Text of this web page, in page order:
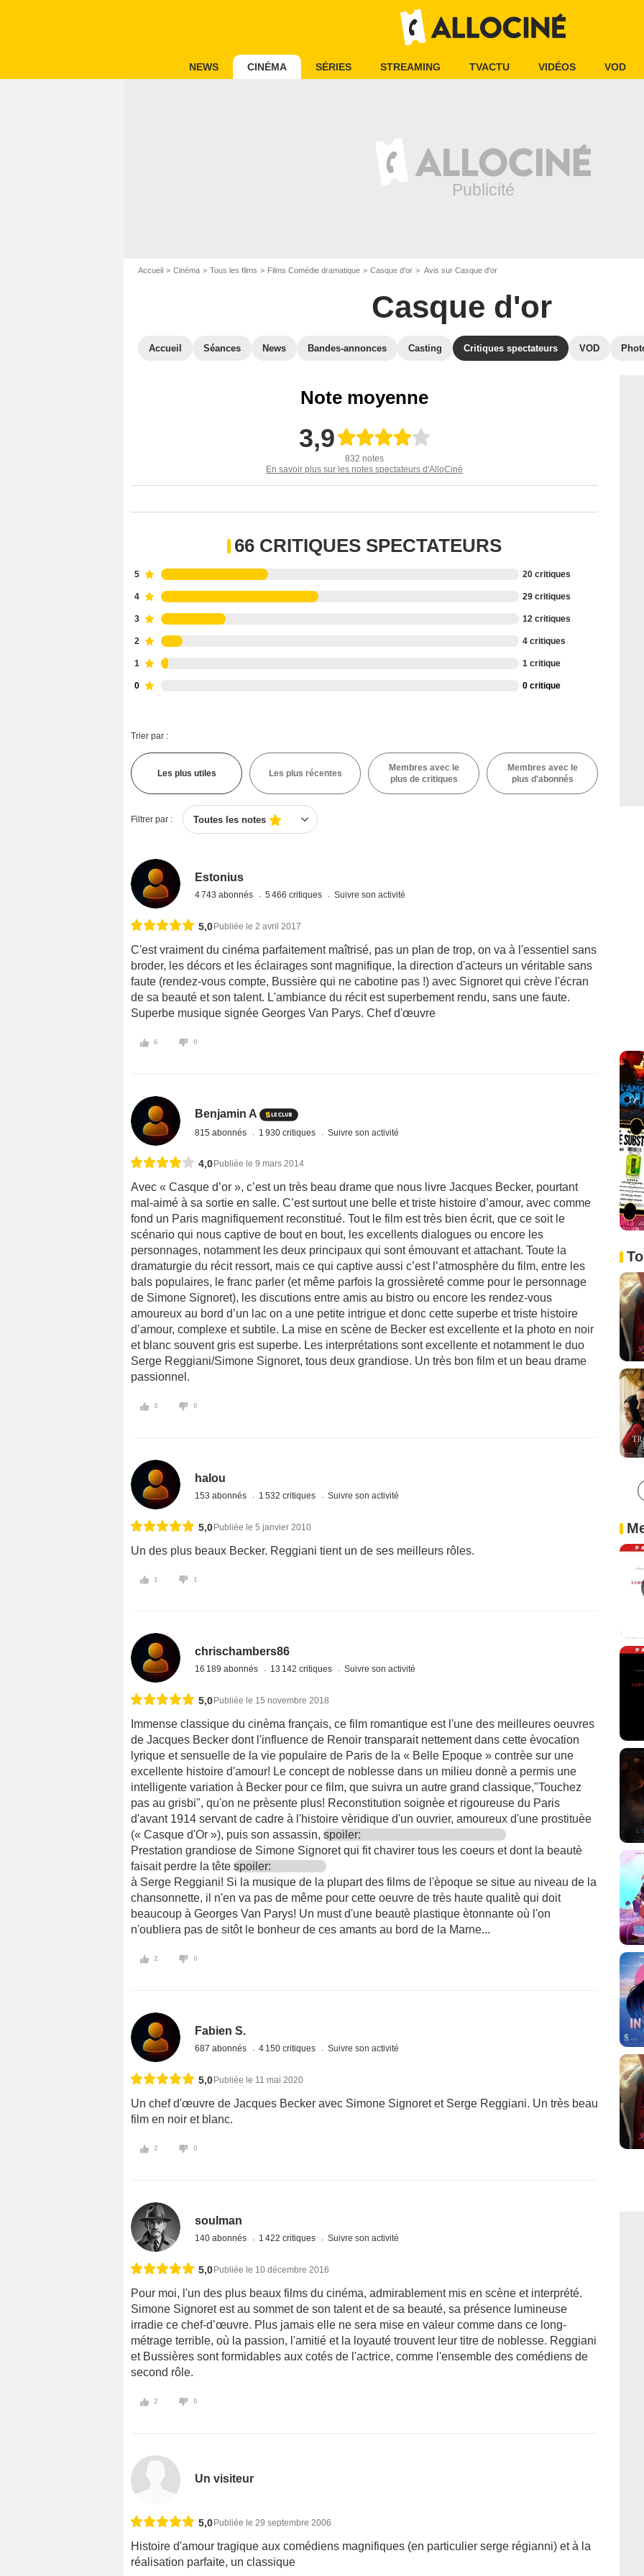
NEWS CINÉMA SÉRIES STREAMING TVACTU VIDÉOS VOD
Accueil Cinéma Tous les films Films Comédie dramatique Casque d'or Avis sur Casque d'or
Casque d'or
Accueil Séances News Bandes-annonces Casting Critiques spectateurs VOD
Note moyenne
3,9
832 notes
En savoir plus sur les notes spectateurs d'AlloCiné
66 CRITIQUES SPECTATEURS
5 20 critiques
4 29 critiques
3 12 critiques
2 4 critiques
1 1 critique
0 0 critique
Trier par :
Les plus utiles Les plus récentes
Membres avec le
plus de critiques
Membres avec le
plus d'abonnés
Filtrer par : Toutes les notes
Estonius
4 743 abonnés 5 466 critiques Suivre son activité
5,0 Publiée le 2 avril 2017
C'est vraiment du cinéma parfaitement maîtrisé, pas un plan de trop, on va à l'essentiel sans
broder, les décors et les éclairages sont magnifique, la direction d'acteurs un véritable sans
faute (rendez-vous compte, Bussière qui ne cabotine pas !) avec Signoret qui crève l'écran
de sa beauté et son talent. L'ambiance du récit est superbement rendu, sans une faute.
Superbe musique signée Georges Van Parys. Chef d'œuvre
6 0
Benjamin A
815 abonnés 1 930 critiques Suivre son activité
4,0Publiée le 9 mars 2014
Avec « Casque d’or », c’est un très beau drame que nous livre Jacques Becker, pourtant
mal-aimé à sa sortie en salle. C’est surtout une belle et triste histoire d’amour, avec comme
fond un Paris magnifiquement reconstitué. Tout le film est très bien écrit, que ce soit le
scénario qui nous captive de bout en bout, les excellents dialogues ou encore les
personnages, notamment les deux principaux qui sont émouvant et attachant. Toute la
dramaturgie du récit ressort, mais ce qui captive aussi c’est l’atmosphère du film, entre les
bals populaires, le franc parler (et même parfois la grossièreté comme pour le personnage
de Simone Signoret), les discutions entre amis au bistro ou encore les rendez-vous
amoureux au bord d’un lac on a une petite intrigue et donc cette superbe et triste histoire
d’amour, complexe et subtile. La mise en scène de Becker est excellente et la photo en noir
et blanc souvent gris est superbe. Les interprétations sont excellente et notamment le duo
Serge Reggiani/Simone Signoret, tous deux grandiose. Un très bon film et un beau drame
passionnel.
3 0
halou
153 abonnés 1 532 critiques Suivre son activité
5,0Publiée le 5 janvier 2010
Un des plus beaux Becker. Reggiani tient un de ses meilleurs rôles.
1 1
chrischambers86
16 189 abonnés 13 142 critiques Suivre son activité
5,0 Publiée le 15 novembre 2018
Immense classique du cinèma français, ce film romantique est l'une des meilleures oeuvres
de Jacques Becker dont l'influence de Renoir transparait nettement dans cette èvocation
lyrique et sensuelle de la vie populaire de Paris de la « Belle Epoque » contrèe sur une
excellente histoire d'amour! Le concept de noblesse dans un milieu donnè a permis une
intelligente variation à Becker pour ce film, que suivra un autre grand classique,"Touchez
pas au grisbi", qu'on ne prèsente plus! Reconstitution soignèe et rigoureuse du Paris
d'avant 1914 servant de cadre à l'histoire vèridique d'un ouvrier, amoureux d'une prostituèe
(« Casque d'Or »), puis son assassin, spoiler:
Prestation grandiose de Simone Signoret qui fit chavirer tous les coeurs et dont la beautè
faisait perdre la tête spoiler:
à Serge Reggiani! Si la musique de la plupart des films de l'èpoque se situe au niveau de la
chansonnette, il n'en va pas de même pour cette oeuvre de très haute qualitè qui doit
beaucoup à Georges Van Parys! Un must d'une beautè plastique ètonnante où l'on
n'oubliera pas de sitôt le bonheur de ces amants au bord de la Marne...
2 0
Fabien S.
687 abonnés 4 150 critiques Suivre son activité
5,0 Publiée le 11 mai 2020
Un chef d'œuvre de Jacques Becker avec Simone Signoret et Serge Reggiani. Un très beau
film en noir et blanc.
2 0
soulman
140 abonnés 1 422 critiques Suivre son activité
5,0 Publiée le 10 décembre 2016
Pour moi, l'un des plus beaux films du cinéma, admirablement mis en scène et interprété.
Simone Signoret est au sommet de son talent et de sa beauté, sa présence lumineuse
irradie ce chef-d’œuvre. Plus jamais elle ne sera mise en valeur comme dans ce long-
métrage terrible, où la passion, l'amitié et la loyauté trouvent leur titre de noblesse. Reggiani
et Bussières sont formidables aux cotés de l'actrice, comme l'ensemble des comédiens de
second rôle.
2 0
Un visiteur
5,0 Publiée le 29 septembre 2006
Histoire d'amour tragique aux comédiens magnifiques (en particulier serge régianni) et à la
réalisation parfaite, un classique